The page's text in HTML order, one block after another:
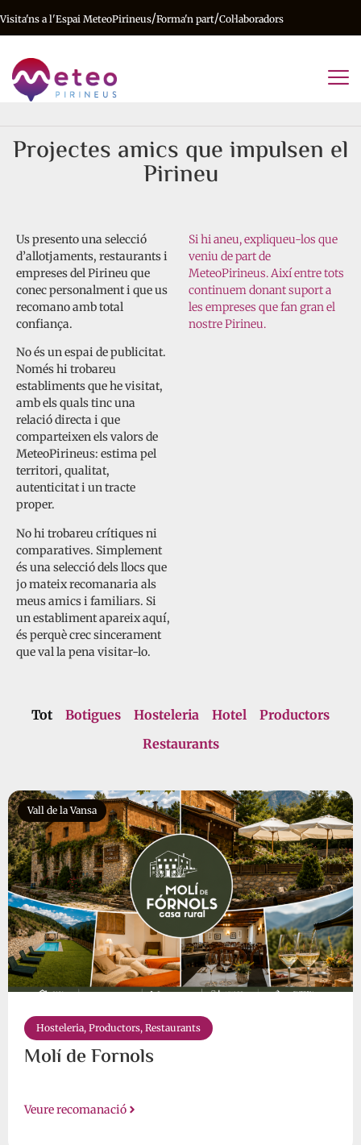
Visita'ns a l'Espai MeteoPirineus/Forma'n part/Col·laboradors
Projectes amics que impulsen el
Pirineu
Us presento una selecció
d’allotjaments, restaurants i
empreses del Pirineu que
conec personalment i que us
recomano amb total
confiança.
No és un espai de publicitat.
Només hi trobareu
establiments que he visitat,
amb els quals tinc una
relació directa i que
comparteixen els valors de
MeteoPirineus: estima pel
territori, qualitat,
autenticitat i un tracte
proper.
No hi trobareu crítiques ni
comparatives. Simplement
és una selecció dels llocs que
jo mateix recomanaria als
meus amics i familiars. Si
un establiment apareix aquí,
és perquè crec sincerament
que val la pena visitar-lo.
Si hi aneu, expliqueu-los que
veniu de part de
MeteoPirineus. Així entre tots
continuem donant suport a
les empreses que fan gran el
nostre Pirineu.
Botigues Hosteleria Hotel
Productors
Restaurants
Tot
Vall de la Vansa
Hosteleria, Productors, Restaurants
Molí de Fornols
Veure recomanació